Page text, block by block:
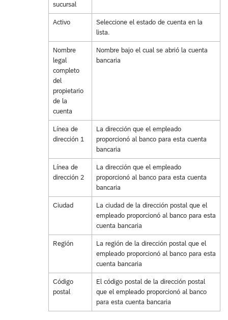
sucursal
Activo
Seleccione el estado de cuenta en la
lista.
Nombre
legal
completo
del
propietario
de la
cuenta
Nombre bajo el cual se abrió la cuenta
bancaria
Línea de
dirección 1
La dirección que el empleado
proporcionó al banco para esta cuenta
bancaria
Línea de
dirección 2
La dirección que el empleado
proporcionó al banco para esta cuenta
bancaria
Ciudad
La ciudad de la dirección postal que el
empleado proporcionó al banco para esta
cuenta bancaria
Región
La región de la dirección postal que el
empleado proporcionó al banco para esta
cuenta bancaria
Código
postal
El código postal de la dirección postal
que el empleado proporcionó al banco
para esta cuenta bancaria